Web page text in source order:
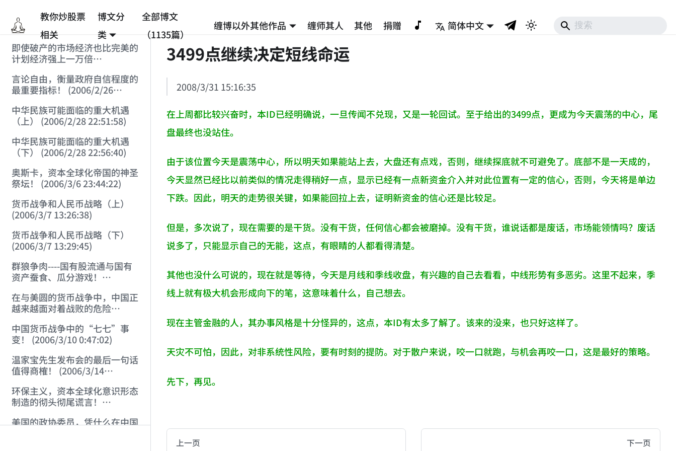
教你炒股票
相关
博文分
类
全部博文
（1135篇）
缠博以外其他作品 缠师其人 其他 捐赠
简体中文
即使破产的市场经济也比完美的
计划经济强上一万倍
言论自由，衡量政府自信程度的
最重要指标！ (2006/2/26
中华民族可能面临的重大机遇
（上） (2006/2/28 22:51:58)
中华民族可能面临的重大机遇
（下） (2006/2/28 22:56:40)
奥斯卡，资本全球化帝国的神圣
祭坛！ (2006/3/6 23:44:22)
货币战争和人民币战略（上）
(2006/3/7 13:26:38)
货币战争和人民币战略（下）
(2006/3/7 13:29:45)
群狼争肉----国有股流通与国有
资产蚕食、瓜分游戏！
在与美圆的货币战争中，中国正
越来越面对着战败的危险
中国货币战争中的“七七”事
变！ (2006/3/10 0:47:02)
温家宝先生发布会的最后一句话
值得商榷！ (2006/3/14
环保主义，资本全球化意识形态
制造的彻头彻尾谎言！
美国的政协委员，凭什么在中国
3499点继续决定短线命运
2008/3/31 15:16:35
在上周都比较兴奋时，本ID已经明确说，一旦传闻不兑现，又是一轮回试。至于给出的3499点，更成为今天震荡的中心，尾
盘最终也没站住。
由于该位置今天是震荡中心，所以明天如果能站上去，大盘还有点戏，否则，继续探底就不可避免了。底部不是一天成的，
今天显然已经比以前类似的情况走得稍好一点，显示已经有一点新资金介入并对此位置有一定的信心，否则，今天将是单边
下跌。因此，明天的走势很关键，如果能回拉上去，证明新资金的信心还是比较足。
但是，多次说了，现在需要的是干货。没有干货，任何信心都会被磨掉。没有干货，谁说话都是废话，市场能领情吗？废话
说多了，只能显示自己的无能，这点，有眼睛的人都看得清楚。
其他也没什么可说的，现在就是等待，今天是月线和季线收盘，有兴趣的自己去看看，中线形势有多恶劣。这里不起来，季
线上就有极大机会形成向下的笔，这意味着什么，自己想去。
现在主管金融的人，其办事风格是十分怪异的，这点，本ID有太多了解了。该来的没来，也只好这样了。
天灾不可怕，因此，对非系统性风险，要有时刻的提防。对于散户来说，咬一口就跑，与机会再咬一口，这是最好的策略。
先下，再见。
You are reading a page from chzhshch.blog, a free, open-access archive of all original writings by the Chinese blogger
上一页 下一页